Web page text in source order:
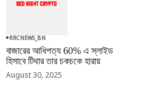
RRCNEWS_BN
বাজারের আধিপত্য 60% এ স্লাইড
হিসাবে টিথার তার চকচকে হারায়
August 30, 2025